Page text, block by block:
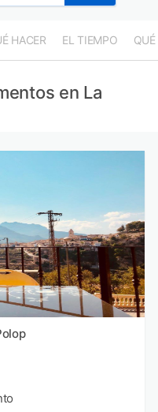
HACER EL TIEMPO QUÉ
en La